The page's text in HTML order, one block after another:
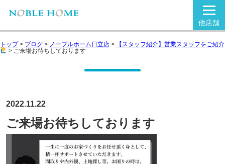
他店舗
トップ> ブログ > ノーブルホーム日立店 >
【スタッフ紹介】営業スタッフをご紹介
> ご来場お待ちしております
2022.11.22
ご来場お待ちしております